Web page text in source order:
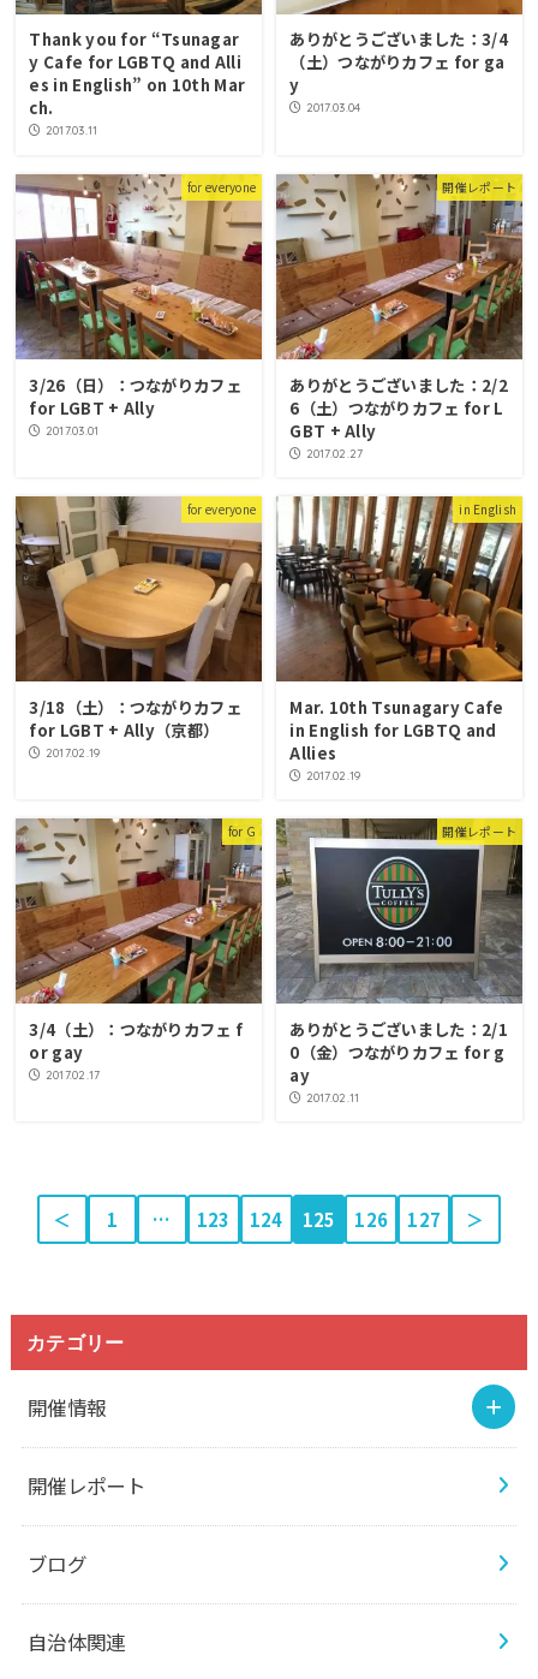
Thank you for “Tsunagar
y Cafe for LGBTQ and Alli
es in English” on 10th Mar
ch.
2017.03.11
ありがとうございました：3/4
（土）つながりカフェ for ga
y
2017.03.04
for everyone
3/26（日）：つながりカフェ
for LGBT + Ally
2017.03.01
開催レポート
ありがとうございました：2/2
6（土）つながりカフェ for L
GBT + Ally
2017.02.27
for everyone
3/18（土）：つながりカフェ
for LGBT + Ally（京都）
2017.02.19
in English
Mar. 10th Tsunagary Cafe
in English for LGBTQ and
Allies
2017.02.19
for G
3/4（土）：つながりカフェ f
or gay
2017.02.17
開催レポート
ありがとうございました：2/1
0（金）つながりカフェ for g
ay
2017.02.11
＜ 1 … 123 124 125 126 127 ＞
カテゴリー
開催情報
開催レポート
ブログ
自治体関連